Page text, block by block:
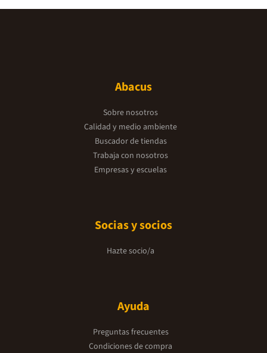
Abacus
Sobre nosotros
Calidad y medio ambiente
Buscador de tiendas
Trabaja con nosotros
Empresas y escuelas
Socias y socios
Hazte socio/a
Ayuda
Preguntas frecuentes
Condiciones de compra